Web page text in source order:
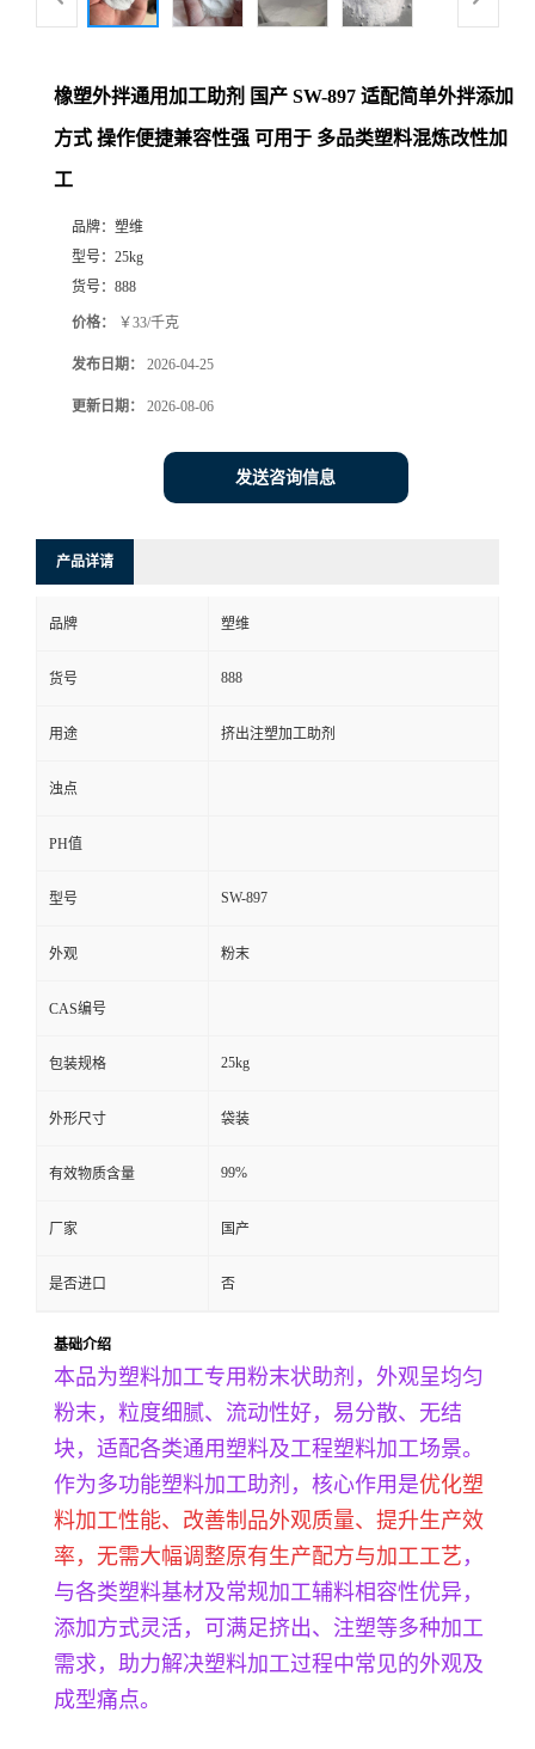
橡塑外拌通用加工助剂 国产 SW-897 适配简单外拌添加
方式 操作便捷兼容性强 可用于 多品类塑料混炼改性加
工
品牌： 塑维
型号： 25kg
货号： 888
价格： ￥33/千克
发布日期： 2026-04-25
更新日期： 2026-08-06
发送咨询信息
产品详请
品牌 塑维
货号 888
用途 挤出注塑加工助剂
浊点
PH值
型号 SW-897
外观 粉末
CAS编号
包装规格 25kg
外形尺寸 袋装
有效物质含量 99%
厂家 国产
是否进口 否
基础介绍
本品为塑料加工专用粉末状助剂，外观呈均匀
粉末，粒度细腻、流动性好，易分散、无结
块，适配各类通用塑料及工程塑料加工场景。
作为多功能塑料加工助剂，核心作用是优化塑
料加工性能、改善制品外观质量、提升生产效
率，无需大幅调整原有生产配方与加工工艺 ，
与各类塑料基材及常规加工辅料相容性优异，
添加方式灵活，可满足挤出、注塑等多种加工
需求，助力解决塑料加工过程中常见的外观及
成型痛点。